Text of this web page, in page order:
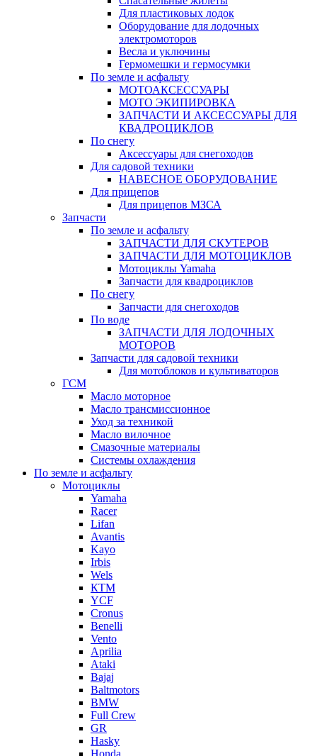
Для пластиковых лодок
Оборудование для лодочных
электромоторов
Весла и уключины
Гермомешки и гермосумки
По земле и асфальту
МОТОАКСЕССУАРЫ
МОТО ЭКИПИРОВКА
ЗАПЧАСТИ И АКСЕССУАРЫ ДЛЯ
КВАДРОЦИКЛОВ
По снегу
Аксессуары для снегоходов
Для садовой техники
НАВЕСНОЕ ОБОРУДОВАНИЕ
Для прицепов
Для прицепов МЗСА
Запчасти
По земле и асфальту
ЗАПЧАСТИ ДЛЯ СКУТЕРОВ
ЗАПЧАСТИ ДЛЯ МОТОЦИКЛОВ
Мотоциклы Yamaha
Запчасти для квадроциклов
По снегу
Запчасти для снегоходов
По воде
ЗАПЧАСТИ ДЛЯ ЛОДОЧНЫХ
МОТОРОВ
Запчасти для садовой техники
Для мотоблоков и культиваторов
ГСМ
Масло моторное
Масло трансмиссионное
Уход за техникой
Масло вилочное
Смазочные материалы
Системы охлаждения
По земле и асфальту
Мотоциклы
Yamaha
Racer
Lifan
Avantis
Kayo
Irbis
Wels
КТМ
YCF
Cronus
Benelli
Vento
Aprilia
Ataki
Bajaj
Baltmotors
BMW
Full Crew
GR
Hasky
Honda